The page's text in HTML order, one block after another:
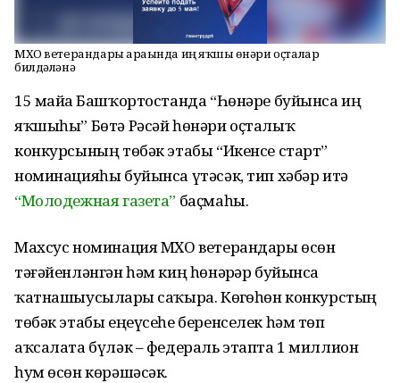
МХО ветерандары араһында иң яҡшы һөнәри оҫталар
билдәләнә
15 майҙа Башҡортостанда “Һөнәре буйынса иң
яҡшыһы” Бөтә Рәсәй һөнәри оҫталыҡ
конкурсының төбәк этабы “Икенсе старт”
номинацияһы буйынса үтәсәк, тип хәбәр итә
“Молодежная газета” баҫмаһы.
Махсус номинация МХО ветерандары өсөн
тәғәйенләнгән һәм киң һөнәрҙәр буйынса
ҡатнашыусыларҙы саҡыра. Көҙгөһөн конкурстың
төбәк этабы еңеүсеһе беренселек һәм төп
аҡсалата бүләк – федераль этапта 1 миллион
һум өсөн көрәшәсәк.